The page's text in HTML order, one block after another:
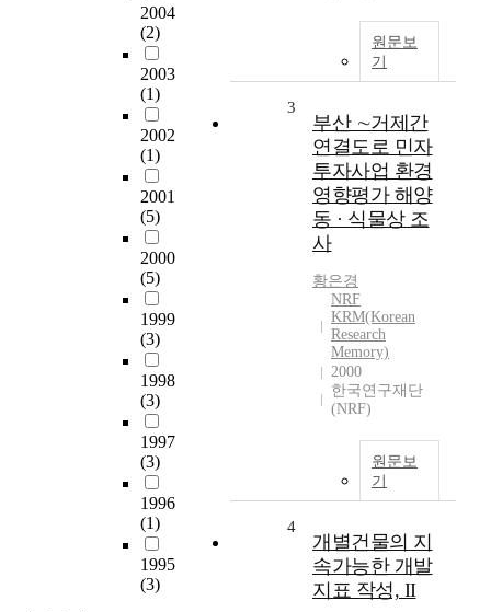
2004
(2)
2003
(1)
2002
(1)
2001
(5)
2000
(5)
1999
(3)
1998
(3)
1997
(3)
1996
(1)
1995
(3)
원문보
기
3
부산 ∼거제간
연결도로 민자
투자사업 환경
영향평가 해양
동 · 식물상 조
사
황은경
NRF
KRM(Korean
Research
Memory)
2000
한국연구재단
(NRF)
원문보
기
4
개별건물의 지
속가능한 개발
지표 작성, II